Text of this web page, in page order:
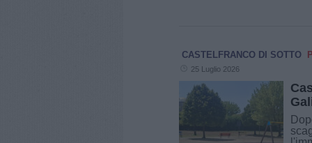
CASTELFRANCO DI SOTTO
25 Luglio 2026